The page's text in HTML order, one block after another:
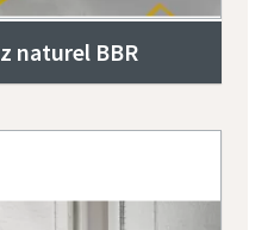
naturel BBR